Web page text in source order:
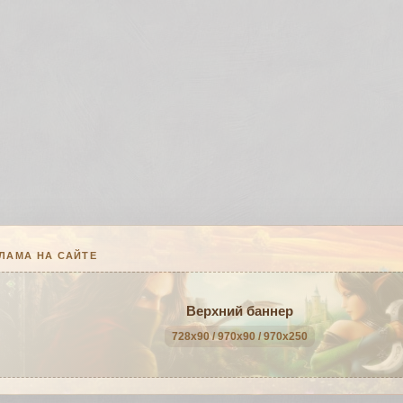
НА САЙТЕ
Верхний баннер
728x90 / 970x90 / 970x250